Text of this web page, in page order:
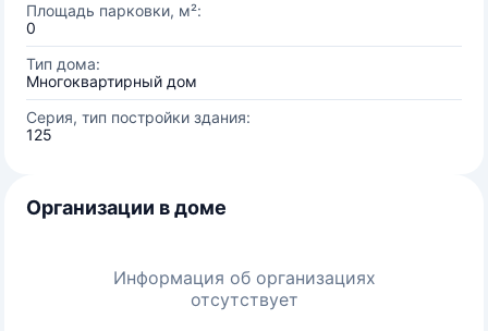
Площадь парковки, м²:
0
Тип дома:
Многоквартирный дом
Серия, тип постройки здания:
125
Организации в доме
Информация об организациях
отсутствует